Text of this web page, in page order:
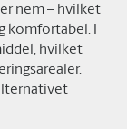
nem – hvilket
komfortabel. I
hvilket